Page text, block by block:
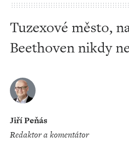
Tuzexové město,
Beethoven nikdy
Jiří Peňás
redaktor a komentátor